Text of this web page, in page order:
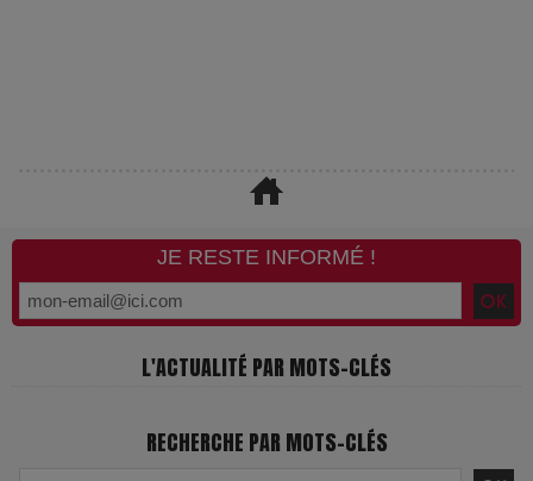
JE RESTE INFORMÉ !
L'ACTUALITÉ PAR MOTS-CLÉS
RECHERCHE PAR MOTS-CLÉS